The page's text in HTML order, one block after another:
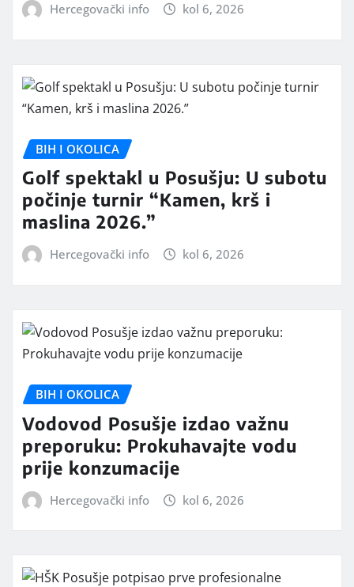
Hercegovački info kol 6, 2026
BIH I OKOLICA
Golf spektakl u Posušju: U subotu
počinje turnir “Kamen, krš i
maslina 2026.”
Hercegovački info kol 6, 2026
BIH I OKOLICA
Vodovod Posušje izdao važnu
preporuku: Prokuhavajte vodu
prije konzumacije
Hercegovački info kol 6, 2026